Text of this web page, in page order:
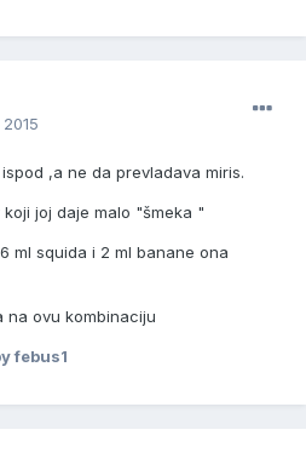
,a ne da prevladava miris.
joj daje malo "šmeka "
ml squida i 2 ml banane ona
na ovu kombinaciju
febus1